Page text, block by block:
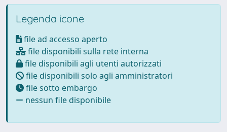
Legenda icone
file ad accesso aperto
file disponibili sulla rete interna
file disponibili agli utenti autorizzati
file disponibili solo agli amministratori
file sotto embargo
nessun file disponibile